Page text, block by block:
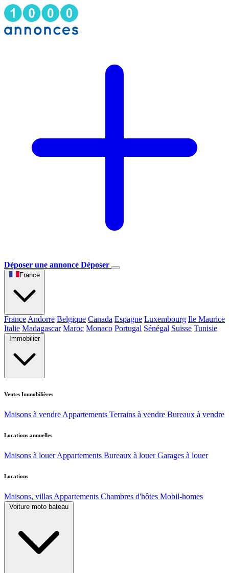
Déposer une annonce Déposer
France
France Andorre Belgique Canada Espagne Luxembourg Ile Maurice
Italie Madagascar Maroc Monaco Portugal Sénégal Suisse Tunisie
Immobilier
Ventes Immobilières
Maisons à vendre Appartements Terrains à vendre Bureaux à vendre
Locations annuelles
Maisons à louer Appartements Bureaux à louer Garages à louer
Locations
Maisons, villas Appartements Chambres d'hôtes Mobil-homes
Voiture moto bateau